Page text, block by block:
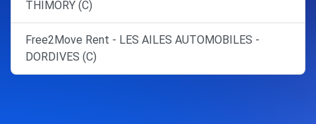
THIMORY (C)
Free2Move Rent - LES AILES AUTOMOBILES -
DORDIVES (C)